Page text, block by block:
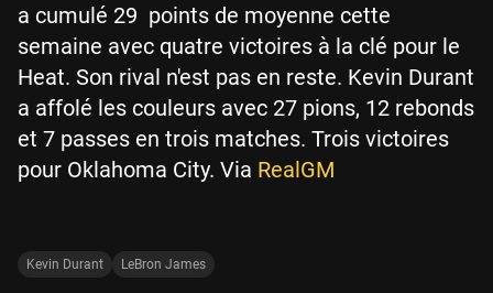
a cumulé 29 points de moyenne cette
semaine avec quatre victoires à la clé pour le
Heat. Son rival n'est pas en reste. Kevin Durant
a affolé les couleurs avec 27 pions, 12 rebonds
et 7 passes en trois matches. Trois victoires
pour Oklahoma City. Via RealGM
Kevin Durant LeBron James